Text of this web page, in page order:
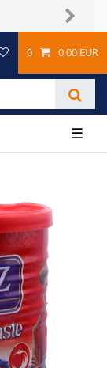
Next
0 0,00 EUR
☰